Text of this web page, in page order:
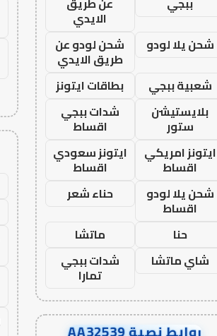
الايدي
شحن يلا لودو
شحن لودو عن
طريق الايدي
شعبية ببجي
بطاقات ايتونز
بلايستيشن
ستور
شدات ببجي
اقساط
ايتونز امريكي
اقساط
ايتونز سعودي
اقساط
شحن يلا لودو
اقساط
حناء شعر
حنا
ماتشا
شاي ماتشا
شدات ببجي
تمارا